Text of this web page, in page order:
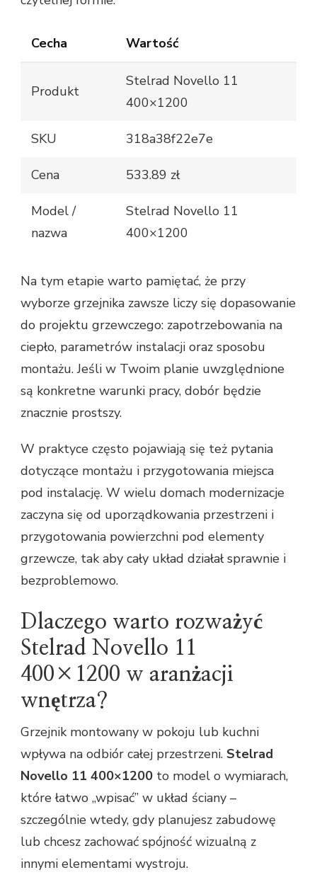
Cecha Wartość
Produkt
Stelrad Novello 11
400×1200
SKU 318a38f22e7e
Cena 533.89 zł
Model /
nazwa
Stelrad Novello 11
400×1200
Na tym etapie warto pamiętać, że przy
wyborze grzejnika zawsze liczy się dopasowanie
do projektu grzewczego: zapotrzebowania na
ciepło, parametrów instalacji oraz sposobu
montażu. Jeśli w Twoim planie uwzględnione
są konkretne warunki pracy, dobór będzie
znacznie prostszy.
W praktyce często pojawiają się też pytania
dotyczące montażu i przygotowania miejsca
pod instalację. W wielu domach modernizacje
zaczyna się od uporządkowania przestrzeni i
przygotowania powierzchni pod elementy
grzewcze, tak aby cały układ działał sprawnie i
bezproblemowo.
Dlaczego warto rozważyć
Stelrad Novello 11
400×1200 w aranżacji
wnętrza?
Grzejnik montowany w pokoju lub kuchni
wpływa na odbiór całej przestrzeni. Stelrad
Novello 11 400×1200 to model o wymiarach,
które łatwo „wpisać” w układ ściany –
szczególnie wtedy, gdy planujesz zabudowę
lub chcesz zachować spójność wizualną z
innymi elementami wystroju.